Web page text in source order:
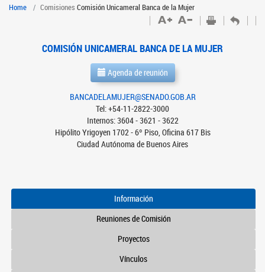
Home Comisiones Comisión Unicameral Banca de la Mujer
COMISIÓN UNICAMERAL BANCA DE LA MUJER
Agenda de reunión
BANCADELAMUJER@SENADO.GOB.AR
Tel: +54-11-2822-3000
Internos: 3604 - 3621 - 3622
Hipólito Yrigoyen 1702 - 6º Piso, Oficina 617 Bis
Ciudad Autónoma de Buenos Aires
Información
Reuniones de Comisión
Proyectos
Vínculos